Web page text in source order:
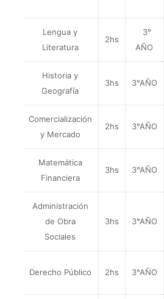
Lengua y
Literatura
2hs
3°
AÑO
Historia y
Geografía
3hs 3°AÑO
Comercialización
y Mercado
2hs 3°AÑO
Matemática
Financiera
3hs 3°AÑO
Administración
de Obra
Sociales
3hs 3°AÑO
Derecho Público 2hs 3°AÑO